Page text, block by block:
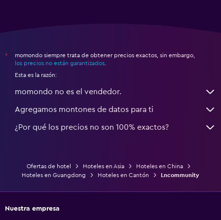
*
momondo siempre trata de obtener precios exactos, sin embargo,
los precios no están garantizados
Esta es la razón:
momondo no es el vendedor.
Agregamos montones de datos para ti
¿Por qué los precios no son 100% exactos?
Ofertas de hotel Hoteles en Asia
Hoteles en China
Hoteles en Guangdong
Hoteles en Cantón Lncommunity
Nuestra empresa